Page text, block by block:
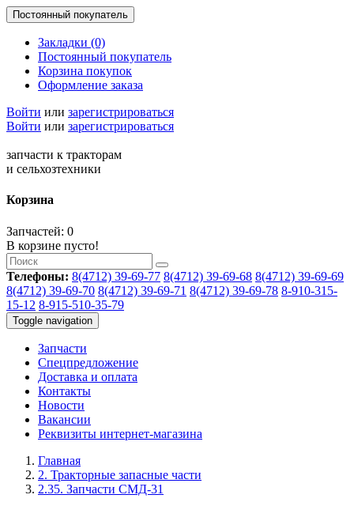
Постоянный покупатель
Закладки (0)
Постоянный покупатель
Корзина покупок
Оформление заказа
Войти или зарегистрироваться
Войти или зарегистрироваться
запчасти к тракторам
и сельхозтехники
Корзина
Запчастей: 0
В корзине пусто!
Телефоны: 8(4712) 39-69-77 8(4712) 39-69-68 8(4712) 39-69-69
8(4712) 39-69-70 8(4712) 39-69-71 8(4712) 39-69-78 8-910-315-
15-12 8-915-510-35-79
Toggle navigation
Запчасти
Спецпредложение
Доставка и оплата
Контакты
Новости
Вакансии
Реквизиты интернет-магазина
Главная
2. Тракторные запасные части
2.35. Запчасти СМД-31